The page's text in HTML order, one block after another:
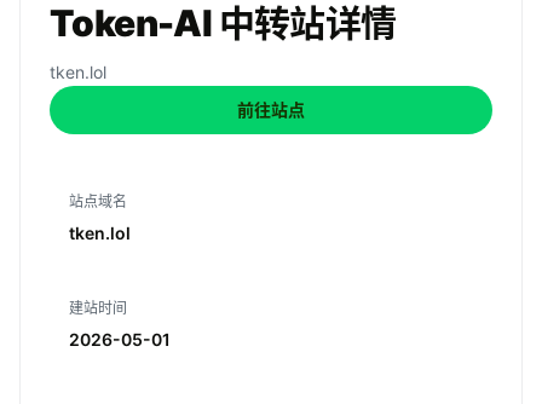
Token-AI 中转站详情
tken.lol
前往站点
站点域名
tken.lol
建站时间
2026-05-01